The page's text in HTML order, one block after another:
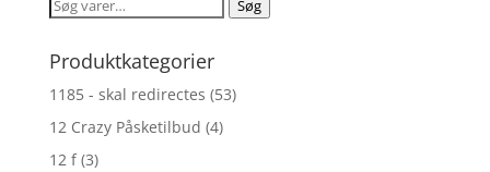
kr. 549,00.
Søg
Produktkategorier
1185 - skal redirectes (53)
12 Crazy Påsketilbud (4)
12 f (3)